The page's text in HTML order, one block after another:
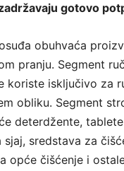
gotovo
obuhvaća
pranju. Segment
koriste isključivo za
obliku. Segment
deterdžente,
sredstava za
opće čišćenje i